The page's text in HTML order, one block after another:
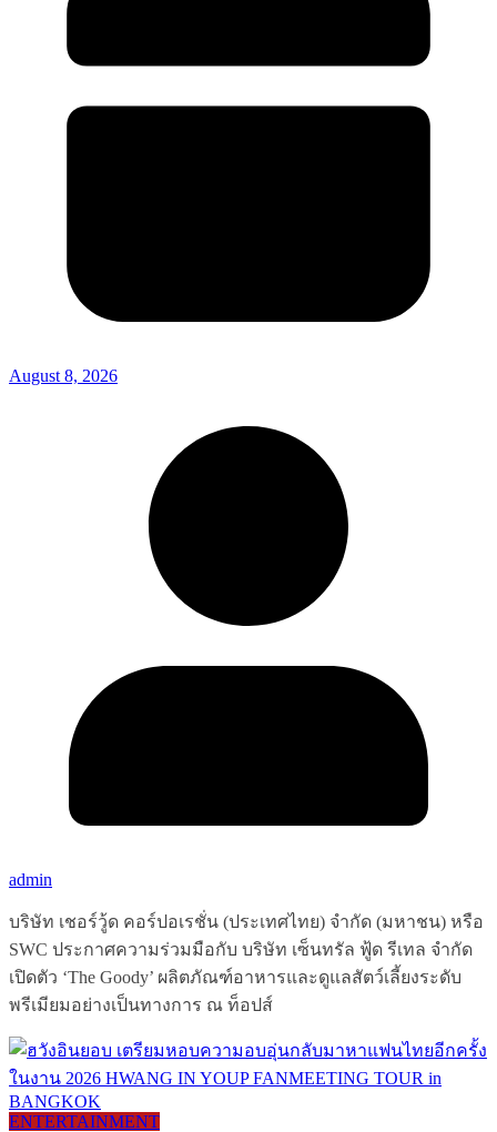
August 8, 2026
admin
บริษัท เชอร์วู้ด คอร์ปอเรชั่น (ประเทศไทย) จำกัด (มหาชน) หรือ
SWC ประกาศความร่วมมือกับ บริษัท เซ็นทรัล ฟู้ด รีเทล จำกัด
เปิดตัว ‘The Goody’ ผลิตภัณฑ์อาหารและดูแลสัตว์เลี้ยงระดับ
พรีเมียมอย่างเป็นทางการ ณ ท็อปส์
ENTERTAINMENT